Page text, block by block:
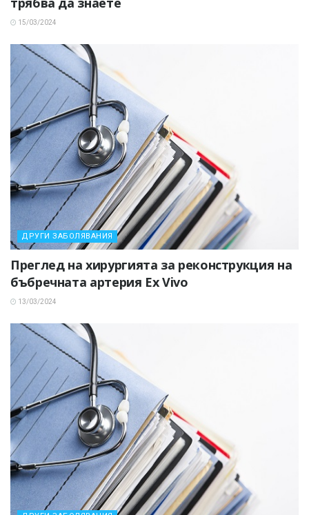
15/03/2024
ДРУГИ ЗАБОЛЯВАНИЯ
Преглед на хирургията за реконструкция на
бъбречната артерия Ex Vivo
13/03/2024